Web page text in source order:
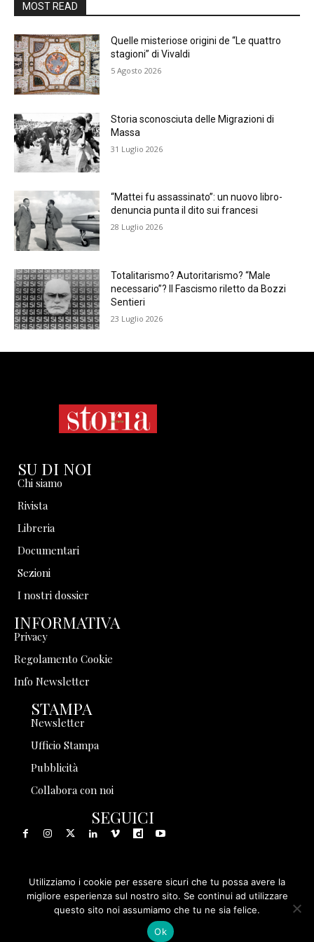
MOST READ
Quelle misteriose origini de “Le quattro
stagioni” di Vivaldi
5 Agosto 2026
Storia sconosciuta delle Migrazioni di
Massa
31 Luglio 2026
“Mattei fu assassinato”: un nuovo libro-
denuncia punta il dito sui francesi
28 Luglio 2026
Totalitarismo? Autoritarismo? “Male
necessario”? Il Fascismo riletto da Bozzi
Sentieri
23 Luglio 2026
SU DI NOI
Chi siamo
Rivista
Libreria
Documentari
Sezioni
I nostri dossier
INFORMATIVA
Privacy
Regolamento Cookie
Info Newsletter
STAMPA
Newsletter
Ufficio Stampa
Pubblicità
Collabora con noi
SEGUICI
© 1999 - 2025 Storia in Rete Srl - Tutti i diritti riservati - P.
IVA 08570971005
Utilizziamo i cookie per essere sicuri che tu possa avere la
migliore esperienza sul nostro sito. Se continui ad utilizzare
questo sito noi assumiamo che tu ne sia felice.
Ok